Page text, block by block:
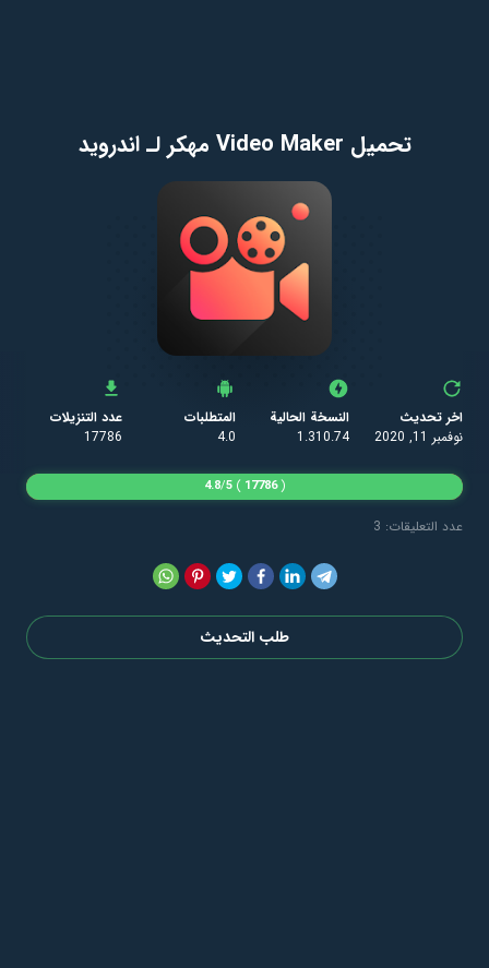
تحميل Video Maker مهكر لـ اندرويد
اخر تحديث
نوفمبر 11, 2020
النسخة الحالية
1.310.74
المتطلبات
4.0
عدد التنزيلات
17786
عدد التعليقات: 3
(
17786
)
4.8/5
طلب التحديث